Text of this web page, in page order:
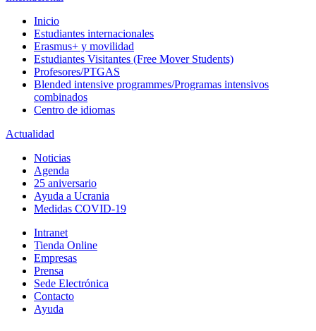
Inicio
Estudiantes internacionales
Erasmus+ y movilidad
Estudiantes Visitantes (Free Mover Students)
Profesores/PTGAS
Blended intensive programmes/Programas intensivos
combinados
Centro de idiomas
Actualidad
Noticias
Agenda
25 aniversario
Ayuda a Ucrania
Medidas COVID-19
Intranet
Tienda Online
Empresas
Prensa
Sede Electrónica
Contacto
Ayuda